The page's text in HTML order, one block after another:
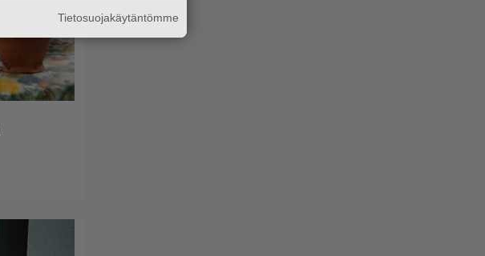
Tietosuojakäytäntömme